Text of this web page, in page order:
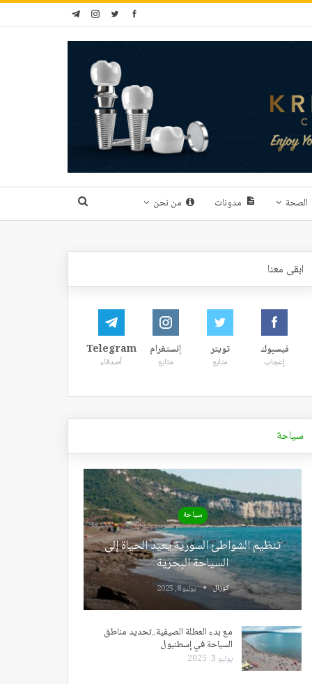
الصحة مدونات من نحن
ابقى معنا
فيسبوك
إعجاب
تويتر
متابع
إنستغرام
متابع
Telegram
أصدقاء
سياحة
سياحة
تنظيم الشواطئ السورية يعيد الحياة إلى
السياحة البحرية
كوزال يوليو 8, 2025
مع بدء العطلة الصيفية..تحديد مناطق
السباحة في إسطنبول
يوليو 3, 2025